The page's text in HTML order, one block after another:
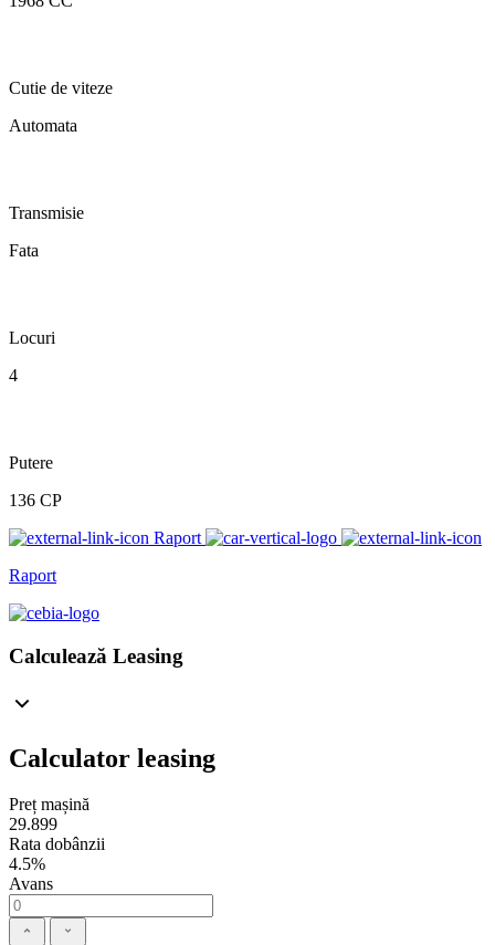
Cutie de viteze
Automata
Transmisie
Fata
Locuri
4
Putere
136 CP
Raport
Raport
Calculează Leasing
Calculator leasing
Preț mașină
29.899
Rata dobânzii
4.5%
Avans